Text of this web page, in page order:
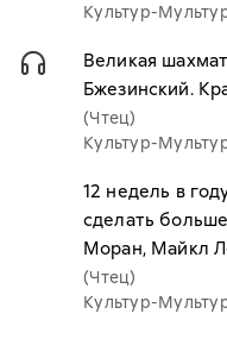
Культур-
Великая
Бжезинский.
(Чтец)
Культур-
12 недель в
сделать
Моран, Майкл
(Чтец)
Культур-